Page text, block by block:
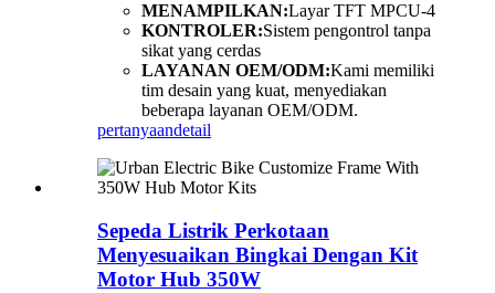
MENAMPILKAN:Layar TFT MPCU-4
KONTROLER:Sistem pengontrol tanpa
sikat yang cerdas
LAYANAN OEM/ODM:Kami memiliki
tim desain yang kuat, menyediakan
beberapa layanan OEM/ODM.
pertanyaandetail
Sepeda Listrik Perkotaan
Menyesuaikan Bingkai Dengan Kit
Motor Hub 350W